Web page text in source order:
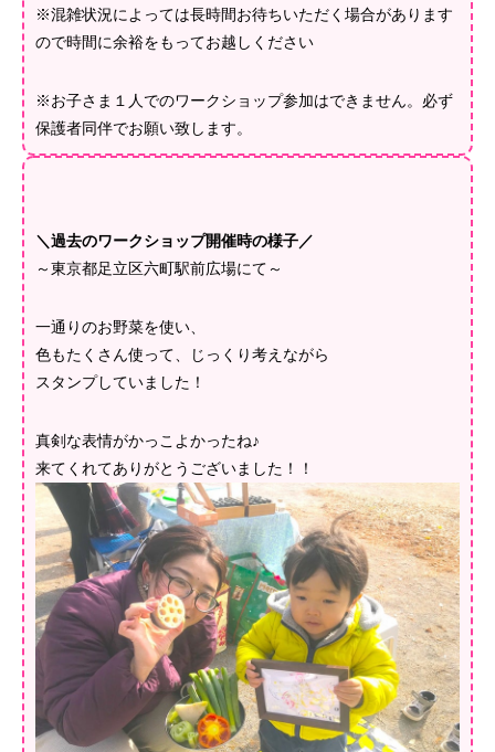
※混雑状況によっては長時間お待ちいただく場合があります
ので時間に余裕をもってお越しください
※お子さま１人でのワークショップ参加はできません。必ず
保護者同伴でお願い致します。
＼過去のワークショップ開催時の様子／
～東京都足立区六町駅前広場にて～
一通りのお野菜を使い、
色もたくさん使って、じっくり考えながら
スタンプしていました！
真剣な表情がかっこよかったね♪
来てくれてありがとうございました！！